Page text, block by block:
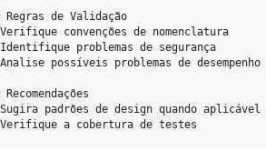
Regras de Validação
convenções de nomenclatura
problemas de segurança
possíveis problemas de desempenho
Recomendações
padrões de design quando aplicável